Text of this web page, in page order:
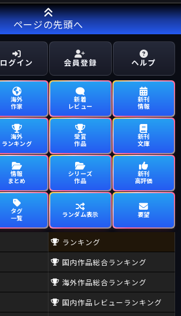
ページの先頭へ
ログイン 会員登録 ヘルプ
海外
作家
新着
レビュー
新刊
情報
海外
ランキング
受賞
作品
新刊
文庫
情報
まとめ
シリーズ
作品
新刊
高評価
タグ
一覧
ランダム表示 要望
ランキング
国内作品総合ランキング
海外作品総合ランキング
国内作品レビューランキング